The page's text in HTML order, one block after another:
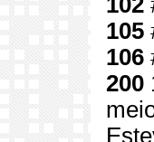
105
106
200